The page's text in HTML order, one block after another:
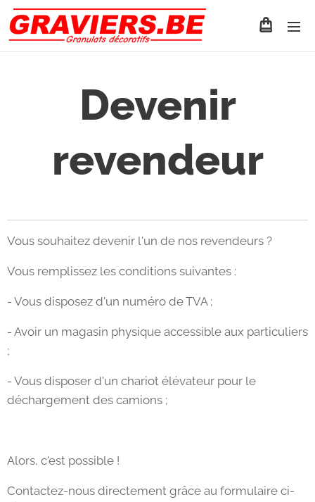
Devenir
revendeur
Vous souhaitez devenir l'un de nos revendeurs ?
Vous remplissez les conditions suivantes :
- Vous disposez d'un numéro de TVA ;
- Avoir un magasin physique accessible aux particuliers
;
- Vous disposer d'un chariot élévateur pour le
déchargement des camions ;
Alors, c'est possible !
Contactez-nous directement grâce au formulaire ci-